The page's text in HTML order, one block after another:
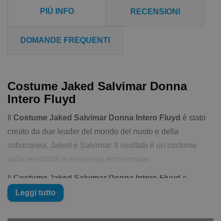
PIÙ INFO RECENSIONI
DOMANDE FREQUENTI
Costume Jaked Salvimar Donna
Intero Fluyd
Costume Jaked Salvimar Donna Intero Fluyd è stato
creato da due leader del mondo del nuoto e della
subacquea, Jaked e Salvimar. Il risultato è un costume
dalla vestibilità e resistenza eccezionale.
Il Costume Jaked Salvimar Donna Intero Fluyd è
monopezzo (ovvero è un costume intero). Il “FLUYD
Leggi tutto